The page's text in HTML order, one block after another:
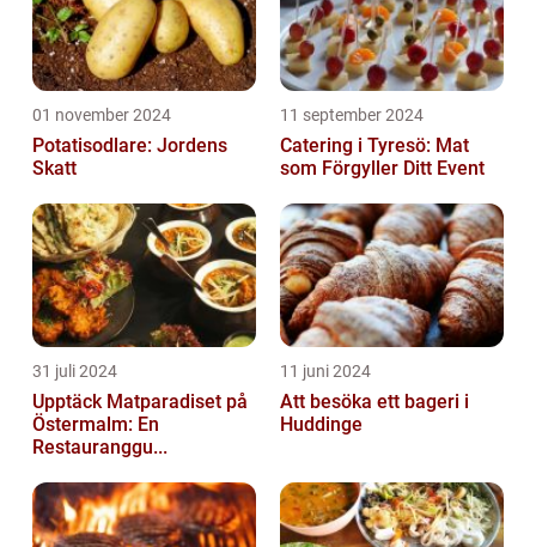
01 november 2024
Potatisodlare: Jordens
Skatt
11 september 2024
Catering i Tyresö: Mat
som Förgyller Ditt Event
31 juli 2024
Upptäck Matparadiset på
Östermalm: En
Restauranggu...
11 juni 2024
Att besöka ett bageri i
Huddinge